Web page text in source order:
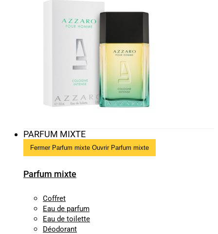
PARFUM MIXTE
Fermer Parfum mixte Ouvrir Parfum mixte
Parfum mixte
Coffret
Eau de parfum
Eau de toilette
Déodorant